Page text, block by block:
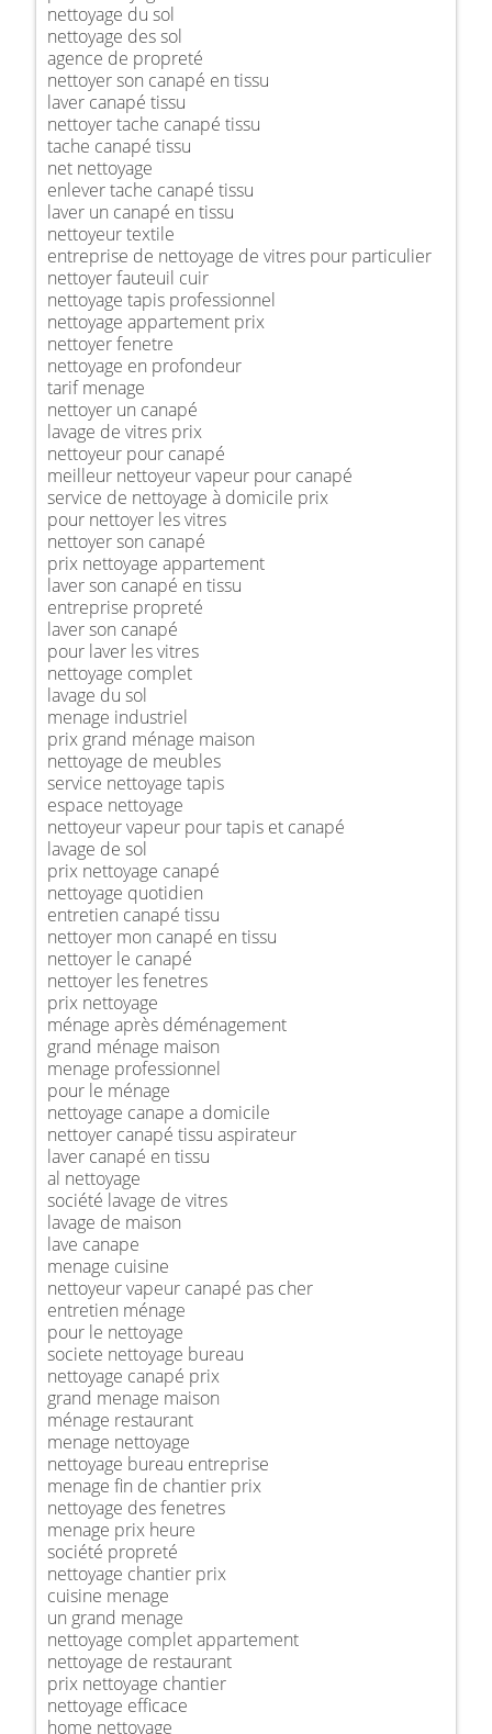
nettoyage du sol
nettoyage des sol
agence de propreté
nettoyer son canapé en tissu
laver canapé tissu
nettoyer tache canapé tissu
tache canapé tissu
net nettoyage
enlever tache canapé tissu
laver un canapé en tissu
nettoyeur textile
entreprise de nettoyage de vitres pour particulier
nettoyer fauteuil cuir
nettoyage tapis professionnel
nettoyage appartement prix
nettoyer fenetre
nettoyage en profondeur
tarif menage
nettoyer un canapé
lavage de vitres prix
nettoyeur pour canapé
meilleur nettoyeur vapeur pour canapé
service de nettoyage à domicile prix
pour nettoyer les vitres
nettoyer son canapé
prix nettoyage appartement
laver son canapé en tissu
entreprise propreté
laver son canapé
pour laver les vitres
nettoyage complet
lavage du sol
menage industriel
prix grand ménage maison
nettoyage de meubles
service nettoyage tapis
espace nettoyage
nettoyeur vapeur pour tapis et canapé
lavage de sol
prix nettoyage canapé
nettoyage quotidien
entretien canapé tissu
nettoyer mon canapé en tissu
nettoyer le canapé
nettoyer les fenetres
prix nettoyage
ménage après déménagement
grand ménage maison
menage professionnel
pour le ménage
nettoyage canape a domicile
nettoyer canapé tissu aspirateur
laver canapé en tissu
al nettoyage
société lavage de vitres
lavage de maison
lave canape
menage cuisine
nettoyeur vapeur canapé pas cher
entretien ménage
pour le nettoyage
societe nettoyage bureau
nettoyage canapé prix
grand menage maison
ménage restaurant
menage nettoyage
nettoyage bureau entreprise
menage fin de chantier prix
nettoyage des fenetres
menage prix heure
société propreté
nettoyage chantier prix
cuisine menage
un grand menage
nettoyage complet appartement
nettoyage de restaurant
prix nettoyage chantier
nettoyage efficace
home nettoyage